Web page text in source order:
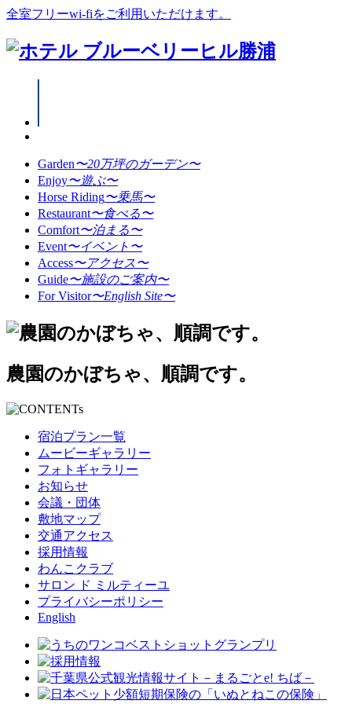
全室フリーwi-fiをご利用いただけます。
Garden〜20万坪のガーデン〜
Enjoy〜遊ぶ〜
Horse Riding〜乗馬〜
Restaurant〜食べる〜
Comfort〜泊まる〜
Event〜イベント〜
Access〜アクセス〜
Guide〜施設のご案内〜
For Visitor〜English Site〜
農園のかぼちゃ、順調です。
宿泊プラン一覧
ムービーギャラリー
フォトギャラリー
お知らせ
会議・団体
敷地マップ
交通アクセス
採用情報
わんこクラブ
サロン ド ミルティーユ
プライバシーポリシー
English